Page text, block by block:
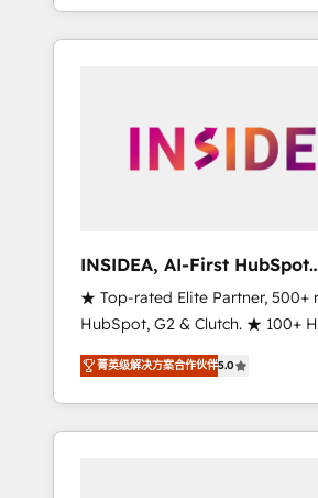
deliver measurable impact and
brand experiences As one of the few full-
globally regionalized HubSpot
integrated marketing campaigns,
adoption with change-
programs, and align marketing,
service to drive sustainable growth
key HubSpot accreditations and
across hundreds of
of industries, there’s a good
our globally integrated teams
INSIDEA, AI-First HubSpot
Onboarding & RevOps
★ Top-rated Elite Partner, 500+
HubSpot, G2 & Clutch. ★ 100+
Certified Experts & Trainers
★ 1,500+ implementations
continents ★ AI-First, RevOps-
Onboarding obsessed ★
菁英级解决方案合作伙伴5.0